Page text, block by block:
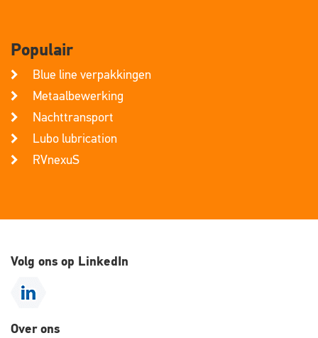
Populair
Blue line verpakkingen
Metaalbewerking
Nachttransport
Lubo lubrication
RVnexuS
Volg ons op LinkedIn
Over ons